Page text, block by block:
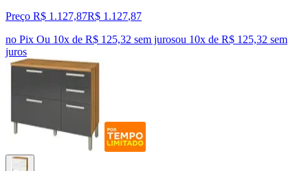
Preço R$ 1.127,87R$ 1.127,87
no Pix Ou 10x de R$ 125,32 sem jurosou 10x de R$ 125,32 sem
juros